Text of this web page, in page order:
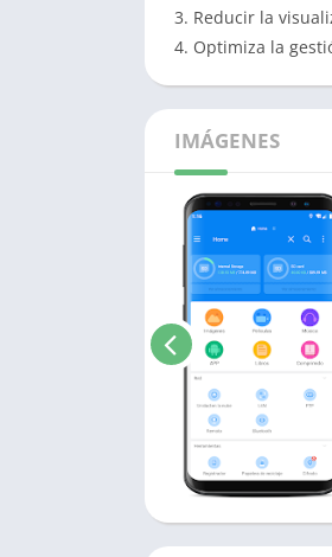
3. Reducir la
4. Optimiza la
IMÁGENES